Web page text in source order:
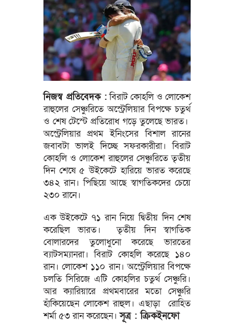
নিজস্ব প্রতিবেদক :বিরাট কোহলি ও লোকেশ
রাহুলের সেঞ্চুরিতে অস্ট্রেলিয়ার বিপক্ষে চতুর্থ
ও শেষ টেস্টে প্রতিরোধ গড়ে তুলেছে ভারত।
অস্ট্রেলিয়ার প্রথম ইনিংসের বিশাল রানের
জবাবটা ভালই দিচ্ছে সফরকারীরা। বিরাট
কোহলি ও লোকেশ রাহুলের সেঞ্চুরিতে তৃতীয়
দিন শেষে ৫ উইকেটে হারিয়ে ভারত করেছে
৩৪২ রান। পিছিয়ে আছে স্বাগতিকদের চেয়ে
২৩০ রানে।
এক উইকেটে ৭১ রান নিয়ে দ্বিতীয় দিন শেষ
করেছিল ভারত। তৃতীয় দিন স্বাগতিক
বোলারদের তুলোধুনো করেছে ভারতের
ব্যাটসম্যানরা। বিরাট কোহলি করেছে ১৪০
রান। লোকেশ ১১০ রান। অস্ট্রেলিয়ার বিপক্ষে
চলতি সিরিজে এটি কোহলির চতুর্থ সেঞ্চুরি।
আর ক্যারিয়ারে প্রথমবারের মতো সেঞ্চুরি
হাঁকিয়েছেন লোকেশ রাহুল। এছাড়া রোহিত
শর্মা ৫৩ রান করেছেন।সূত্র : ক্রিকইনফো